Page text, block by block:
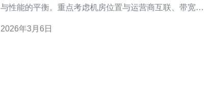
与性能的平衡。重点考虑机房位置与运营商互联、带宽方
御能力，并结合服务器或VPS规格、域名解析与运维支持
2026年3月6日